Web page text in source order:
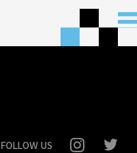
FOLLOW US